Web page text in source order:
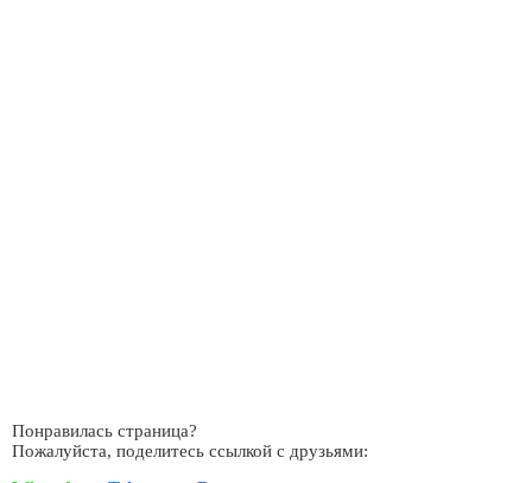
Понравилась страница?
Пожалуйста, поделитесь ссылкой с друзьями: